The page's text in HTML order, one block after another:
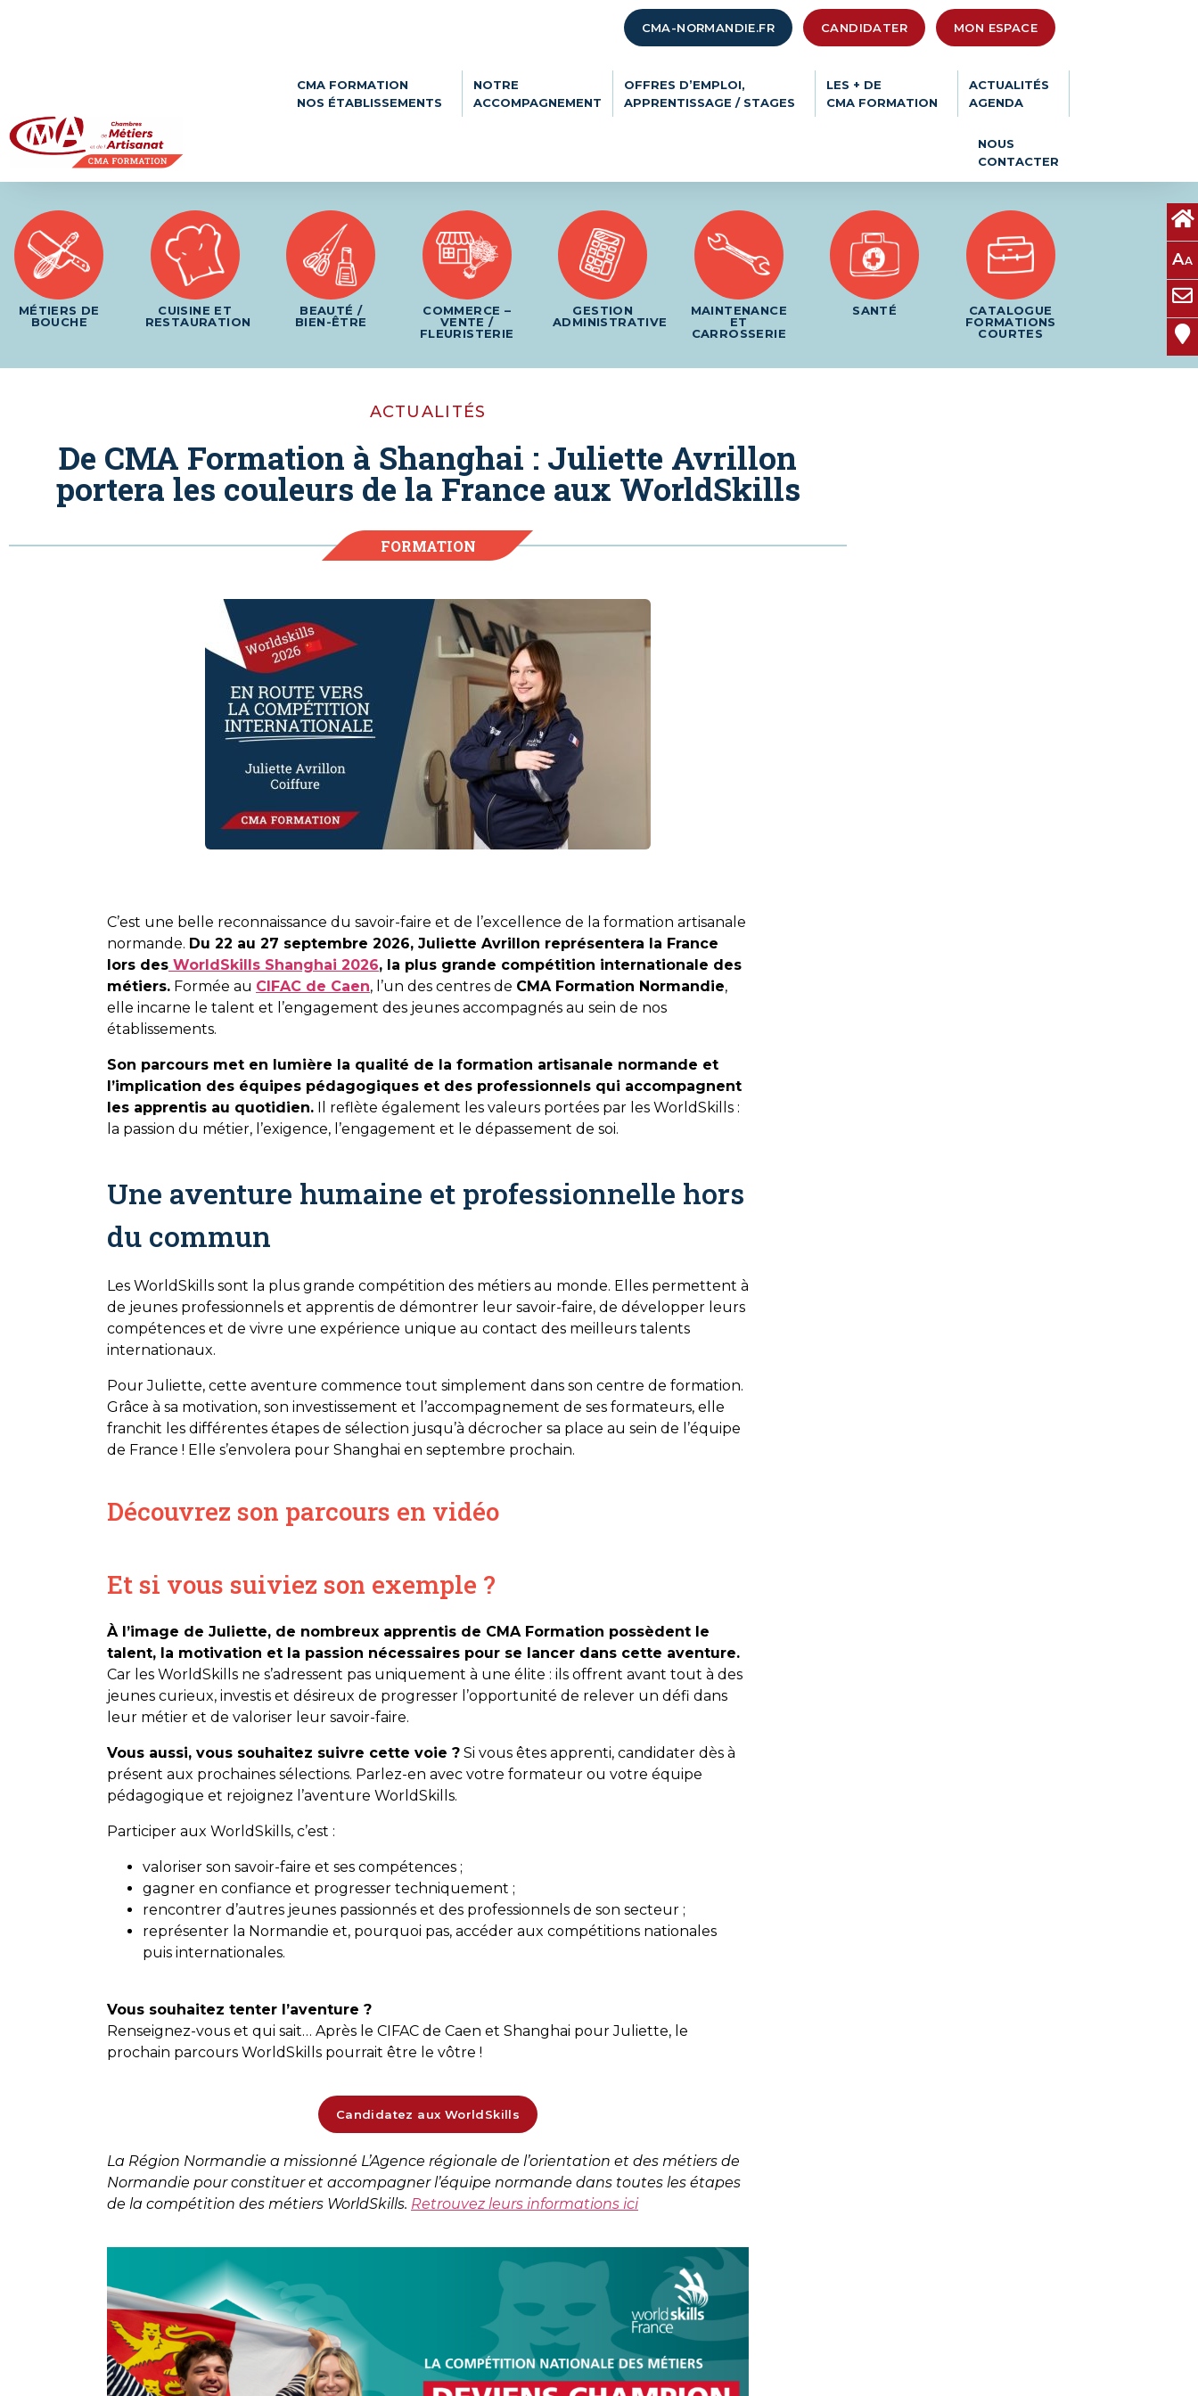
CMA-NORMANDIE.FR CANDIDATER MON ESPACE
CMA FORMATION
NOS ÉTABLISSEMENTS
NOTRE
ACCOMPAGNEMENT
OFFRES D’EMPLOI,
APPRENTISSAGE / STAGES
LES + DE
CMA FORMATION
ACTUALITÉS
AGENDA
NOUS
CONTACTER
MÉTIERS DE
BOUCHE
CUISINE ET
RESTAURATION
BEAUTÉ /
BIEN-ÊTRE
COMMERCE –
VENTE /
FLEURISTERIE
GESTION
ADMINISTRATIVE
MAINTENANCE
ET
CARROSSERIE
SANTÉ
CATALOGUE
FORMATIONS
COURTES
AA
ACTUALITÉS
De CMA Formation à Shanghai : Juliette Avrillon
portera les couleurs de la France aux WorldSkills
FORMATION
C’est une belle reconnaissance du savoir-faire et de l’excellence de la formation artisanale
normande. Du 22 au 27 septembre 2026, Juliette Avrillon représentera la France
lors des WorldSkills Shanghai 2026, la plus grande compétition internationale des
métiers. Formée au CIFAC de Caen, l’un des centres de CMA Formation Normandie,
elle incarne le talent et l’engagement des jeunes accompagnés au sein de nos
établissements.
Son parcours met en lumière la qualité de la formation artisanale normande et
l’implication des équipes pédagogiques et des professionnels qui accompagnent
les apprentis au quotidien. Il reflète également les valeurs portées par les WorldSkills :
la passion du métier, l’exigence, l’engagement et le dépassement de soi.
Une aventure humaine et professionnelle hors
du commun
Les WorldSkills sont la plus grande compétition des métiers au monde. Elles permettent à
de jeunes professionnels et apprentis de démontrer leur savoir-faire, de développer leurs
compétences et de vivre une expérience unique au contact des meilleurs talents
internationaux.
Pour Juliette, cette aventure commence tout simplement dans son centre de formation.
Grâce à sa motivation, son investissement et l’accompagnement de ses formateurs, elle
franchit les différentes étapes de sélection jusqu’à décrocher sa place au sein de l’équipe
de France ! Elle s’envolera pour Shanghai en septembre prochain.
Découvrez son parcours en vidéo
Et si vous suiviez son exemple ?
À l’image de Juliette, de nombreux apprentis de CMA Formation possèdent le
talent, la motivation et la passion nécessaires pour se lancer dans cette aventure.
Car les WorldSkills ne s’adressent pas uniquement à une élite : ils offrent avant tout à des
jeunes curieux, investis et désireux de progresser l’opportunité de relever un défi dans
leur métier et de valoriser leur savoir-faire.
Vous aussi, vous souhaitez suivre cette voie ? Si vous êtes apprenti, candidater dès à
présent aux prochaines sélections. Parlez-en avec votre formateur ou votre équipe
pédagogique et rejoignez l’aventure WorldSkills.
Participer aux WorldSkills, c’est :
valoriser son savoir-faire et ses compétences ;
gagner en confiance et progresser techniquement ;
rencontrer d’autres jeunes passionnés et des professionnels de son secteur ;
représenter la Normandie et, pourquoi pas, accéder aux compétitions nationales
puis internationales.
Vous souhaitez tenter l’aventure ?
Renseignez-vous et qui sait… Après le CIFAC de Caen et Shanghai pour Juliette, le
prochain parcours WorldSkills pourrait être le vôtre !
Candidatez aux WorldSkills
La Région Normandie a missionné L’Agence régionale de l’orientation et des métiers de
Normandie pour constituer et accompagner l’équipe normande dans toutes les étapes
de la compétition des métiers WorldSkills. Retrouvez leurs informations ici